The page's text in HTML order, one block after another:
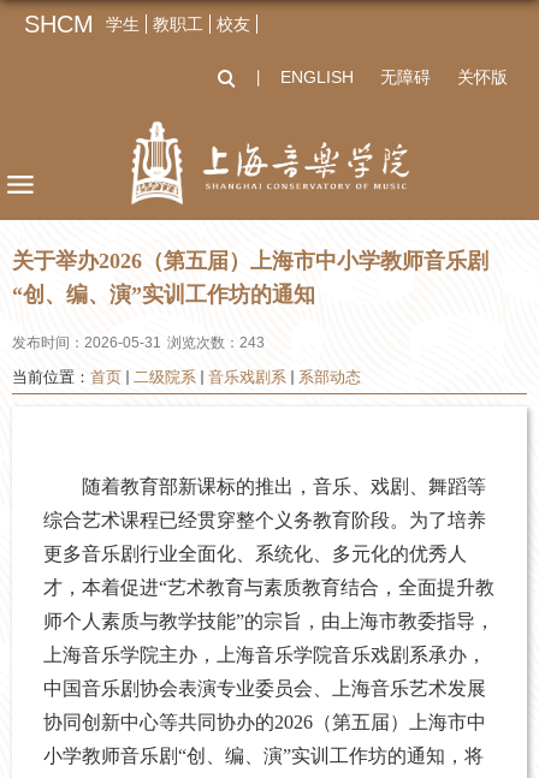
SHCM 学生 教职工 校友
ENGLISH 无障碍 关怀版
关于举办2026（第五届）上海市中小学教师音乐剧
“创、编、演”实训工作坊的通知
发布时间：2026-05-31 浏览次数： 243
当前位置： 首页 二级院系 音乐戏剧系 系部动态
随着教育部新课标的推出，音乐、戏剧、舞蹈等
综合艺术课程已经贯穿整个义务教育阶段。为了培养
更多音乐剧行业全面化、系统化、多元化的优秀人
才，本着促进“艺术教育与素质教育结合，全面提升教
师个人素质与教学技能”的宗旨，由上海市教委指导，
上海音乐学院主办，上海音乐学院音乐戏剧系承办，
中国音乐剧协会表演专业委员会、上海音乐艺术发展
协同创新中心等共同协办的2026（第五届）上海市中
小学教师音乐剧“创、编、演”实训工作坊的通知，将